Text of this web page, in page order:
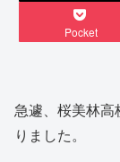
Pocket
急遽、桜美林
りました。